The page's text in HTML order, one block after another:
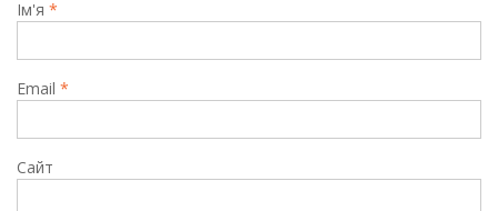
Ім'я *
Email *
Сайт